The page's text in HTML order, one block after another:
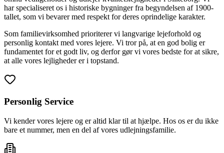
har specialiseret os i historiske bygninger fra begyndelsen af 1900-
tallet, som vi bevarer med respekt for deres oprindelige karakter.
Som familievirksomhed prioriterer vi langvarige lejeforhold og
personlig kontakt med vores lejere. Vi tror på, at en god bolig er
fundamentet for et godt liv, og derfor gør vi vores bedste for at sikre,
at alle vores lejligheder er i topstand.
Personlig Service
Vi kender vores lejere og er altid klar til at hjælpe. Hos os er du ikke
bare et nummer, men en del af vores udlejningsfamilie.